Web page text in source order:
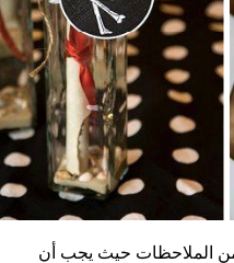
من الملاحظات حيث يجب أن